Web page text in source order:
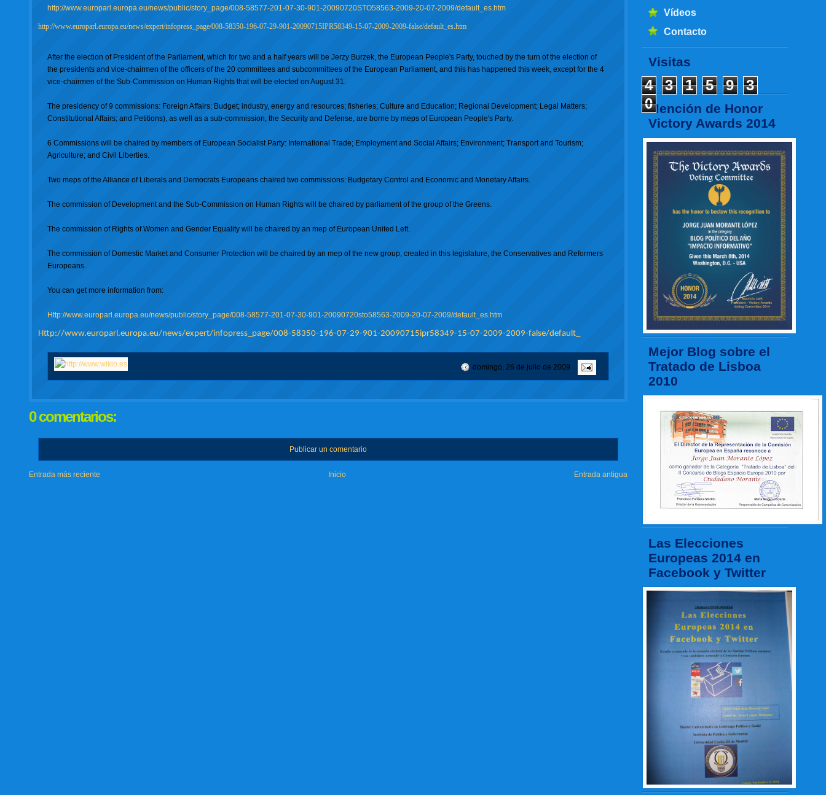
Vídeos
Contacto
Visitas
4 3 1 5 9
3
0Mención de Honor
Victory Awards 2014
Mejor Blog sobre el
Tratado de Lisboa
2010
Las Elecciones
Europeas 2014 en
Facebook y Twitter
http://www.europarl.europa.eu/news/public/story_page/008-58577-201-07-30-901-20090720STO58563-2009-20-07-2009/default_es.htm
http://www.europarl.europa.eu/news/expert/infopress_page/008-58350-196-07-29-901-20090715IPR58349-15-07-2009-2009-false/default_es.htm
After the election of President of the Parliament, which for two and a half years will be Jerzy Burzek, the European People's Party, touched by the turn of the election of
the presidents and vice-chairmen of the officers of the 20 committees and subcommittees of the European Parliament, and this has happened this week, except for the 4
vice-chairmen of the Sub-Commission on Human Rights that will be elected on August 31.
The presidency of 9 commissions: Foreign Affairs; Budget; industry, energy and resources; fisheries; Culture and Education; Regional Development; Legal Matters;
Constitutional Affairs; and Petitions), as well as a sub-commission, the Security and Defense, are borne by meps of European People's Party.
6 Commissions will be chaired by members of European Socialist Party: International Trade; Employment and Social Affairs; Environment; Transport and Tourism;
Agriculture; and Civil Liberties.
Two meps of the Alliance of Liberals and Democrats Europeans chaired two commissions: Budgetary Control and Economic and Monetary Affairs.
The commission of Development and the Sub-Commission on Human Rights will be chaired by parliament of the group of the Greens.
The commission of Rights of Women and Gender Equality will be chaired by an mep of European United Left.
The commission of Domestic Market and Consumer Protection will be chaired by an mep of the new group, created in this legislature, the Conservatives and Reformers
Europeans.
You can get more information from:
Http://www.europarl.europa.eu/news/public/story_page/008-58577-201-07-30-901-20090720sto58563-2009-20-07-2009/default_es.htm
Http://www.europarl.europa.eu/news/expert/infopress_page/008-58350-196-07-29-901-20090715ipr58349-15-07-2009-2009-false/default_
domingo, 26 de julio de 2009
0 comentarios:
Publicar un comentario
Entrada más reciente Entrada antigua
Inicio